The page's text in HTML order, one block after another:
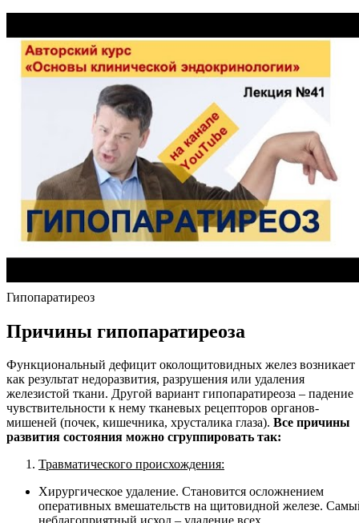
Гипопаратиреоз
Причины гипопаратиреоза
Функциональный дефицит околощитовидных желез возникает
как результат недоразвития, разрушения или удаления
железистой ткани. Другой вариант гипопаратиреоза – падение
чувствительности к нему тканевых рецепторов органов-
мишеней (почек, кишечника, хрусталика глаза). Все причины
развития состояния можно сгруппировать так:
Травматического происхождения:
Хирургическое удаление. Становится осложнением
оперативных вмешательств на щитовидной железе.